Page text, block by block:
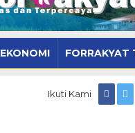
EKONOMI FORRAKYAT
Ikuti Kami